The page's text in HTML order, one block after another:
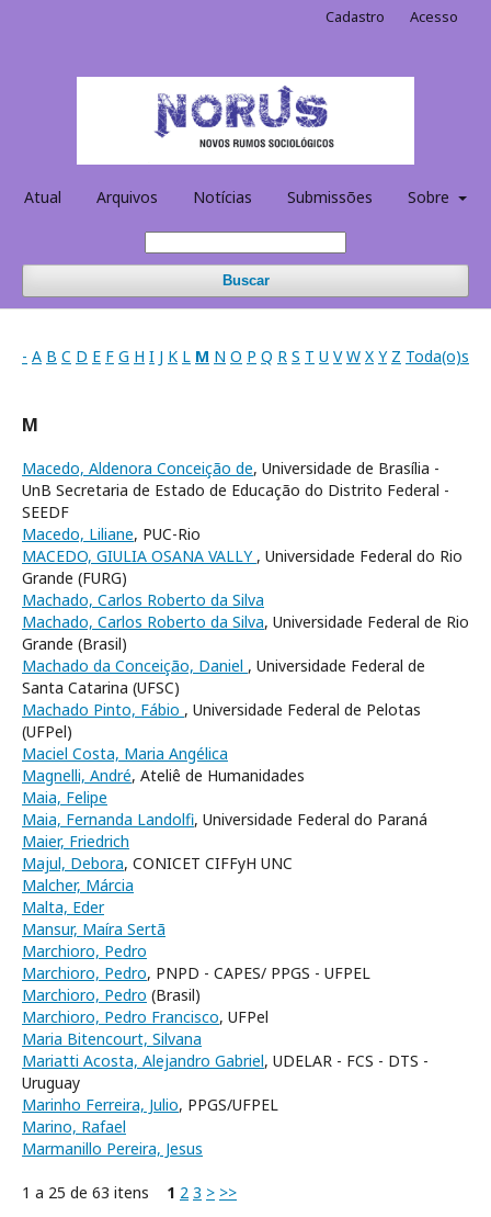
Atual Arquivos Notícias Submissões Sobre
Buscar
Cadastro Acesso
- A B C D E F G H I J K L M N O P Q R S T U V W X Y Z Toda(o)s
M
Macedo, Aldenora Conceição de, Universidade de Brasília -
UnB Secretaria de Estado de Educação do Distrito Federal -
SEEDF
Macedo, Liliane, PUC-Rio
MACEDO, GIULIA OSANA VALLY , Universidade Federal do Rio
Grande (FURG)
Machado, Carlos Roberto da Silva
Machado, Carlos Roberto da Silva, Universidade Federal de Rio
Grande (Brasil)
Machado da Conceição, Daniel , Universidade Federal de
Santa Catarina (UFSC)
Machado Pinto, Fábio , Universidade Federal de Pelotas
(UFPel)
Maciel Costa, Maria Angélica
Magnelli, André, Ateliê de Humanidades
Maia, Felipe
Maia, Fernanda Landolfi, Universidade Federal do Paraná
Maier, Friedrich
Majul, Debora, CONICET CIFFyH UNC
Malcher, Márcia
Malta, Eder
Mansur, Maíra Sertã
Marchioro, Pedro
Marchioro, Pedro, PNPD - CAPES/ PPGS - UFPEL
Marchioro, Pedro (Brasil)
Marchioro, Pedro Francisco, UFPel
Maria Bitencourt, Silvana
Mariatti Acosta, Alejandro Gabriel, UDELAR - FCS - DTS -
Uruguay
Marinho Ferreira, Julio, PPGS/UFPEL
Marino, Rafael
Marmanillo Pereira, Jesus
1 a 25 de 63 itens 1 2 3 > >>